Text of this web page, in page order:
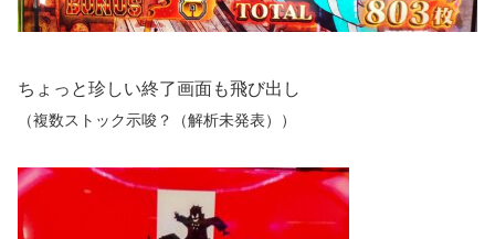
ちょっと珍しい終了画面も飛び出し
（複数ストック示唆？（解析未発表））